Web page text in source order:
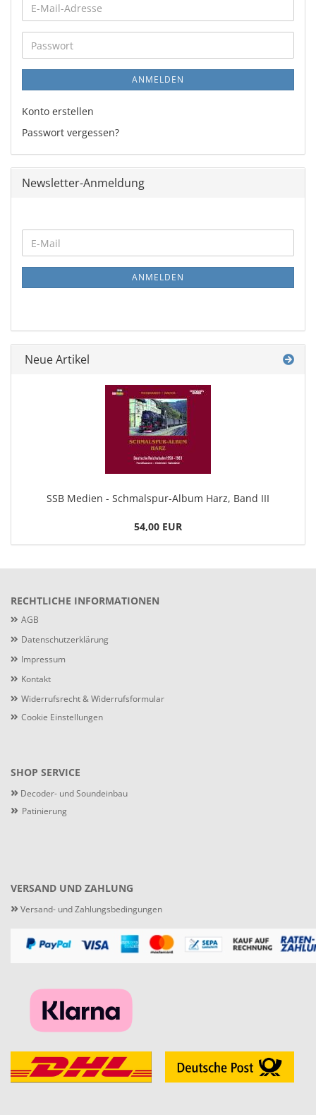
E-
Mail-
Adresse
Passwort
ANMELDEN
Konto erstellen
Passwort vergessen?
Newsletter-Anmeldung
ZUR
NEWSLETTER-
E-
Mail
ANMELDEN
Neue Artikel
SSB Medien - Schmalspur-Album Harz, Band III
54,00 EUR
RECHTLICHE INFORMATIONEN
AGB
Datenschutzerklärung
Impressum
Kontakt
Widerrufsrecht & Widerrufsformular
Cookie Einstellungen
SHOP SERVICE
» Decoder- und Soundeinbau
» Patinierung
VERSAND UND ZAHLUNG
» Versand- und Zahlungsbedingungen